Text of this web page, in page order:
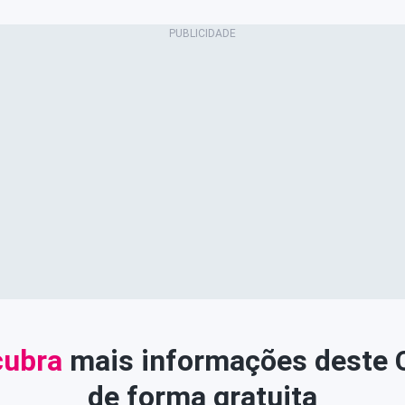
mais informações deste
de forma gratuita